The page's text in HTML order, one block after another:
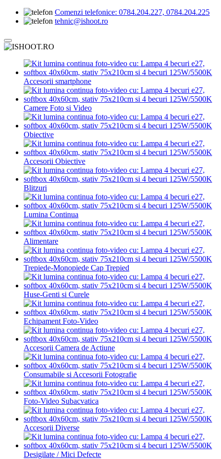
Comenzi telefonice: 0784.204.227, 0784.204.225
tehnic@ishoot.ro
Accesorii smartphone
Camere Foto si Video
Obiective
Accesorii Obiective
Blitzuri
Lumina Continua
Alimentare
Trepiede-Monopiede Cap Trepied
Huse-Genti si Curele
Echipament Foto-Video
Accesorii Camera de Actiune
Consumabile si Accesorii Fotografie
Foto-Video Subacvatica
Accesorii Diverse
Desigilate / Mici Defecte